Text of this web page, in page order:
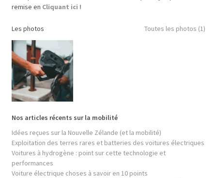
remise en Cliquant ici !
Les photos Toutes les photos (1)
Nos articles récents sur la mobilité
Idées reçues sur la Nouvelle Zélande (et la mobilité)
Exploitation des terres rares et batteries des voitures électriques
Voitures à hydrogène : point sur cette technologie et
performances
Voiture électrique choses à savoir en 10 points